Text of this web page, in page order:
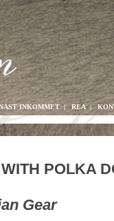
INKOMMET|REA|
POLKA
Gear